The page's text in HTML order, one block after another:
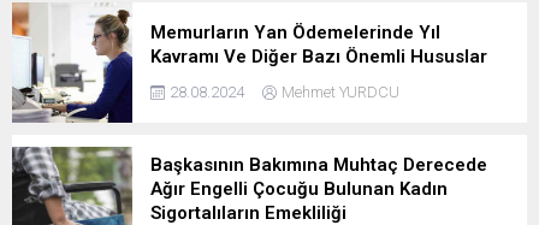
Memurların Yan Ödemelerinde Yıl
Kavramı Ve Diğer Bazı Önemli Hususlar
28.08.2024 Mehmet YURDCU
Başkasının Bakımına Muhtaç Derecede
Ağır Engelli Çocuğu Bulunan Kadın
Sigortalıların Emekliliği